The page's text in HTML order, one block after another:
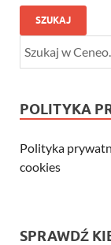
SZUKAJ
POLITYKA
Polityka
cookies
SPRAWDŹ